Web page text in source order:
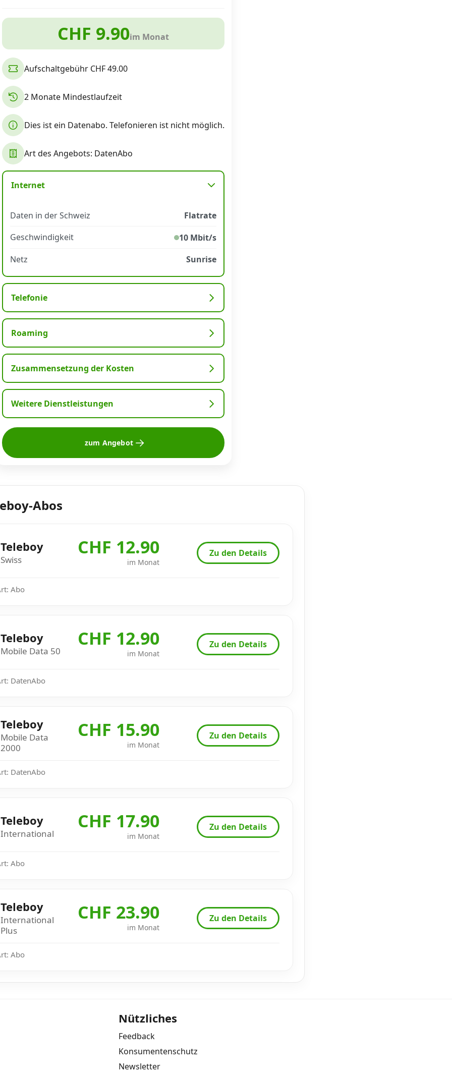
CHF 9.90im Monat
Aufschaltgebühr CHF 49.00
2 Monate Mindestlaufzeit
Dies ist ein Datenabo. Telefonieren ist nicht möglich.
Art des Angebots: DatenAbo
Internet
Daten in der Schweiz
Flatrate
Geschwindigkeit
10 Mbit/s
Netz
Sunrise
Telefonie
Roaming
Zusammensetzung der Kosten
Weitere Dienstleistungen
zum Angebot
Abos
Teleboy
Swiss
CHF 12.90
im Monat
Zu den Details
Abo
Teleboy
Mobile Data 50
CHF 12.90
im Monat
Zu den Details
DatenAbo
Teleboy
Mobile Data
2000
CHF 15.90
im Monat
Zu den Details
DatenAbo
Teleboy
International
CHF 17.90
im Monat
Zu den Details
Abo
Teleboy
International
Plus
CHF 23.90
im Monat
Zu den Details
Abo
Nützliches
Feedback
Konsumentenschutz
Newsletter